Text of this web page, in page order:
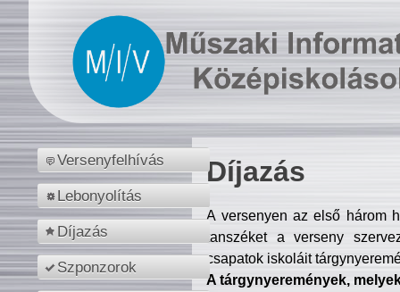
Versenyfelhívás
Lebonyolítás
Díjazás
Szponzorok
Díjazás
A versenyen az első három
tanszéket a verseny
csapatok iskoláit
A tárgynyeremények,